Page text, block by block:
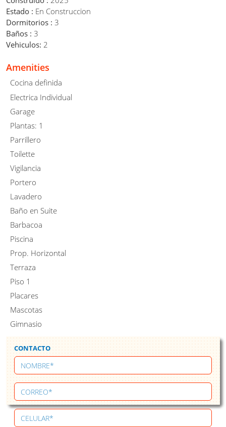
Estado : En Construccion
Dormitorios : 3
Baños : 3
Vehiculos: 2
Amenities
Cocina definida
Electrica Individual
Garage
Plantas: 1
Parrillero
Toilette
Vigilancia
Portero
Lavadero
Baño en Suite
Barbacoa
Piscina
Prop. Horizontal
Terraza
Piso 1
Placares
Mascotas
Gimnasio
CONTACTO